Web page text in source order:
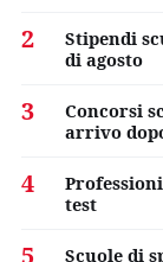
2
Stipendi
di agosto
3
Concorsi
arrivo
4
test
5 Scuole di